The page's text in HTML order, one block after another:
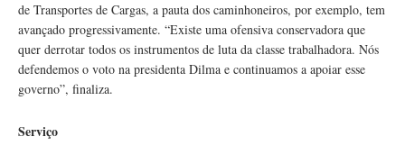
de Transportes de Cargas, a pauta dos caminhoneiros, por exemplo, tem
avançado progressivamente. “Existe uma ofensiva conservadora que
quer derrotar todos os instrumentos de luta da classe trabalhadora. Nós
defendemos o voto na presidenta Dilma e continuamos a apoiar esse
governo”, finaliza.
Serviço